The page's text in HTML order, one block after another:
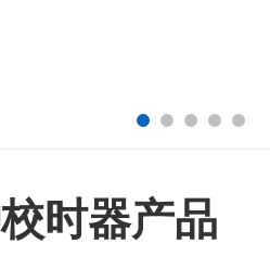
时器产品